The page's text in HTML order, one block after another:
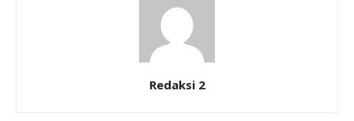
Redaksi 2